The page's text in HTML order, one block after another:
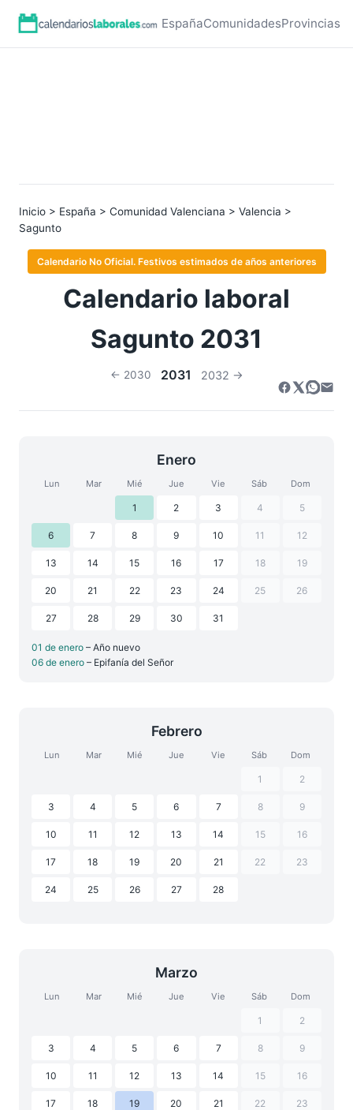
EspañaComunidadesProvincias
Inicio > España > Comunidad Valenciana > Valencia >
Sagunto
Calendario No Oficial. Festivos estimados de años anteriores
Calendario laboral
Sagunto 2031
← 2030 2031 2032 →
Enero
Lun Mar Mié Jue Vie Sáb Dom
1 2 3 4 5
6 7 8 9 10 11 12
13 14 15 16 17 18 19
20 21 22 23 24 25 26
27 28 29 30 31
01 de enero – Año nuevo
06 de enero – Epifanía del Señor
Febrero
Lun Mar Mié Jue Vie Sáb Dom
1 2
3 4 5 6 7 8 9
10 11 12 13 14 15 16
17 18 19 20 21 22 23
24 25 26 27 28
Marzo
Lun Mar Mié Jue Vie Sáb Dom
1 2
3 4 5 6 7 8 9
10 11 12 13 14 15 16
17 18 19 20 21 22 23